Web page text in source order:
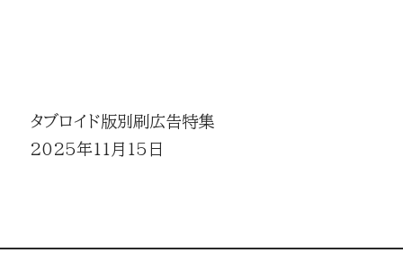
タブロイド版別刷広告特集
2025年11月15日